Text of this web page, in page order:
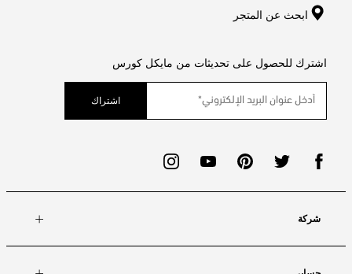
ابحث عن المتجر
اشترك للحصول على تحديثات من مايكل كورس
اشتراك
شركة